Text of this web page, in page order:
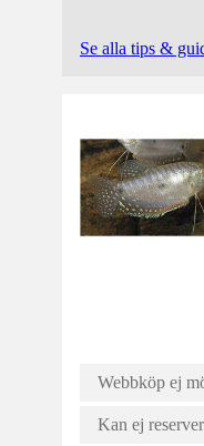
Se alla tips &
Webbköp ej
Kan ej